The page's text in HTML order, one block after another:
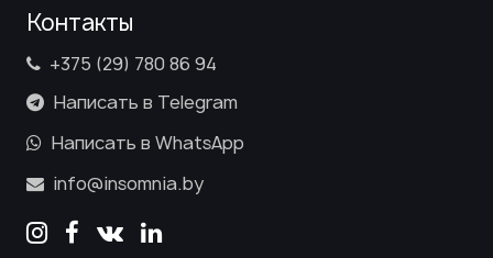
Контакты
+375 (29) 780 86 94
Написать в Telegram
Написать в WhatsApp
info@insomnia.by